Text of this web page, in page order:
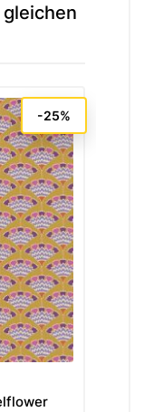
-25%